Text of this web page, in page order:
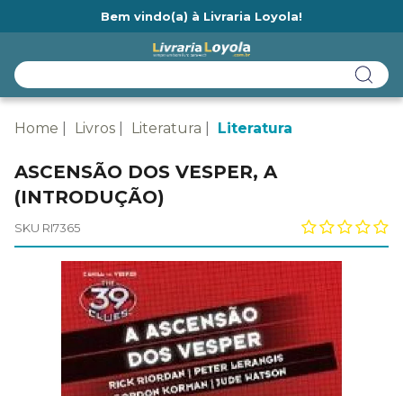
Bem vindo(a) à Livraria Loyola!
Home Livros Literatura Literatura
ASCENSÃO DOS VESPER, A
(INTRODUÇÃO)
SKU RI7365